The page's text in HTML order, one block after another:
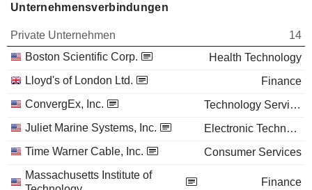
Unternehmensverbindungen
Private Unternehmen
14
Boston Scientific Corp.
Health Technology
Lloyd's of London Ltd.
Finance
ConvergEx, Inc.
Technology Services
Juliet Marine Systems, Inc.
Electronic Technology
Time Warner Cable, Inc.
Consumer Services
Massachusetts Institute of
Finance